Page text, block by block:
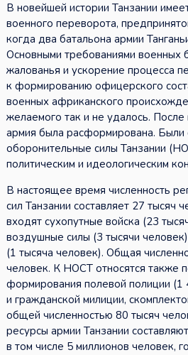
В новейшей истории Танзании
военного переворота,
когда два батальона армии
Основными требованиями военных
жалованья и ускорение процесса
к формированию офицерского
военных африканского
желаемого так и не удалось.
армия была расформирована.
оборонительные силы Танзании
политическим и идеологическим
В настоящее время численность
сил Танзании составляет 27 тысяч
входят сухопутные войска (23
воздушные силы (3 тысячи
(1 тысяча человек). Общая
человек. К НОСТ относятся также
формирования полевой полиции (1
и гражданской милиции,
общей численностью 80 тысяч
ресурсы армии Танзании
в том числе 5 миллионов человек,